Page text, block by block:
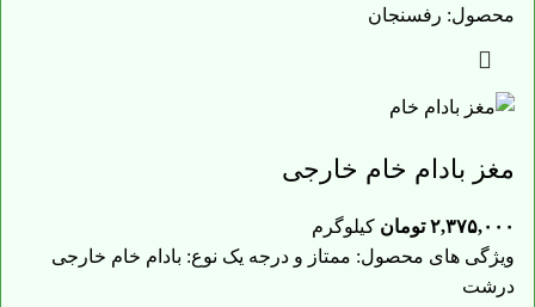
محصول: رفسنجان
مغز بادام خام خارجی
۲,۳۷۵,۰۰۰ تومان کیلوگرم
ویژگی های محصول: ممتاز و درجه یک نوع: بادام خام خارجی
درشت